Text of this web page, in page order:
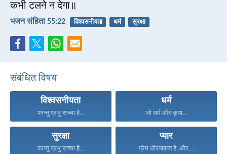
कभी टलने न देगा॥
भजन संहिता 55:22 विश्वसनीयता धर्म सुरक्षा
संबंधित विषय
विश्वसनीयता
परन्तु प्रभु सच्चा है...
धर्म
जो धर्म और कृपा...
सुरक्षा
परन्तु प्रभु सच्चा है...
प्यार
प्रेम धीरजवन्त है, और...